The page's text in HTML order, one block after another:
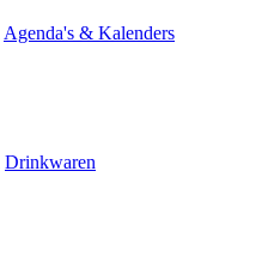
Agenda's & Kalenders
Drinkwaren